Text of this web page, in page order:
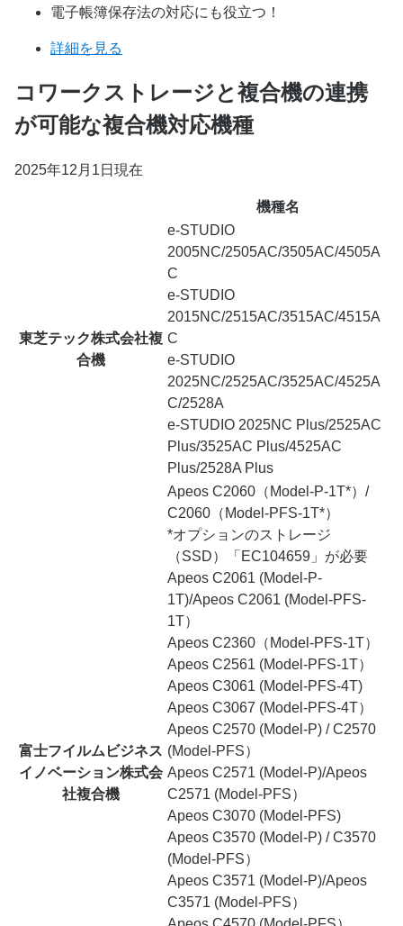
電子帳簿保存法の対応にも役立つ！
詳細を見る
コワークストレージと複合機の連携
が可能な複合機対応機種
2025年12月1日現在
機種名
東芝テック株式会社複
合機
e-STUDIO
2005NC/2505AC/3505AC/4505A
C
e-STUDIO
2015NC/2515AC/3515AC/4515A
C
e-STUDIO
2025NC/2525AC/3525AC/4525A
C/2528A
e-STUDIO 2025NC Plus/2525AC
Plus/3525AC Plus/4525AC
Plus/2528A Plus
富士フイルムビジネス
イノベーション株式会
社複合機
Apeos C2060（Model-P-1T*）/
C2060（Model-PFS-1T*）
*オプションのストレージ
（SSD）「EC104659」が必要
Apeos C2061 (Model-P-
1T)/Apeos C2061 (Model-PFS-
1T）
Apeos C2360（Model-PFS-1T）
Apeos C2561 (Model-PFS-1T）
Apeos C3061 (Model-PFS-4T)
Apeos C3067 (Model-PFS-4T）
Apeos C2570 (Model-P) / C2570
(Model-PFS）
Apeos C2571 (Model-P)/Apeos
C2571 (Model-PFS）
Apeos C3070 (Model-PFS)
Apeos C3570 (Model-P) / C3570
(Model-PFS）
Apeos C3571 (Model-P)/Apeos
C3571 (Model-PFS）